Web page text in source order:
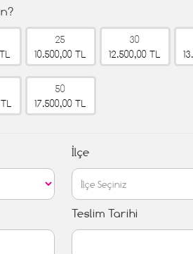
25
10.500,00 TL
30
12.500,00 TL
50
17.500,00 TL
İlçe
Teslim Tarihi